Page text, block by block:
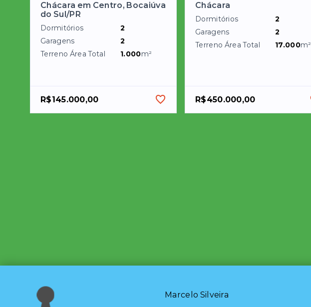
Chácara em Centro, Bocaiúva
do Sul/PR
Dormitórios
2
Garagens
2
Terreno Área Total
1.000m²
R$145.000,00
Chácara
Dormitórios
2
Garagens
2
Terreno Área Total
17.000m²
R$450.000,00
Marcelo Silveira